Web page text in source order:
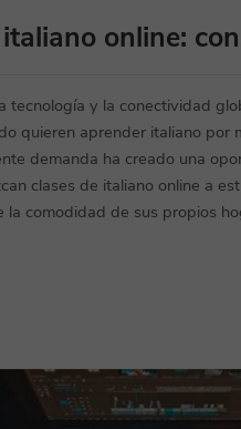
online:
tecnología y la conectividad
quieren aprender italiano por
demanda ha creado una
clases de italiano online a
la comodidad de sus propios